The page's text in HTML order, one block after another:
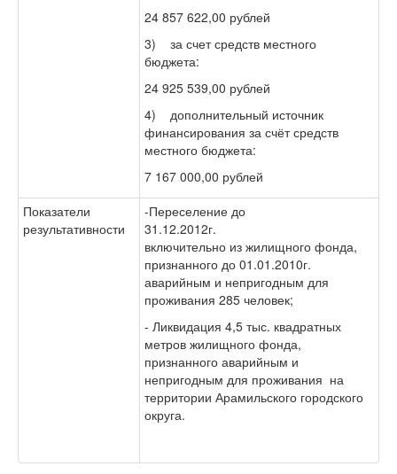
24 857 622,00 рублей
3) за счет средств местного
бюджета:
24 925 539,00 рублей
4) дополнительный источник
финансирования за счёт средств
местного бюджета:
7 167 000,00 рублей
Показатели
результативности
-Переселение до
31.12.2012г.
включительно из жилищного фонда,
признанного до 01.01.2010г.
аварийным и непригодным для
проживания 285 человек;
- Ликвидация 4,5 тыс. квадратных
метров жилищного фонда,
признанного аварийным и
непригодным для проживания на
территории Арамильского городского
округа.